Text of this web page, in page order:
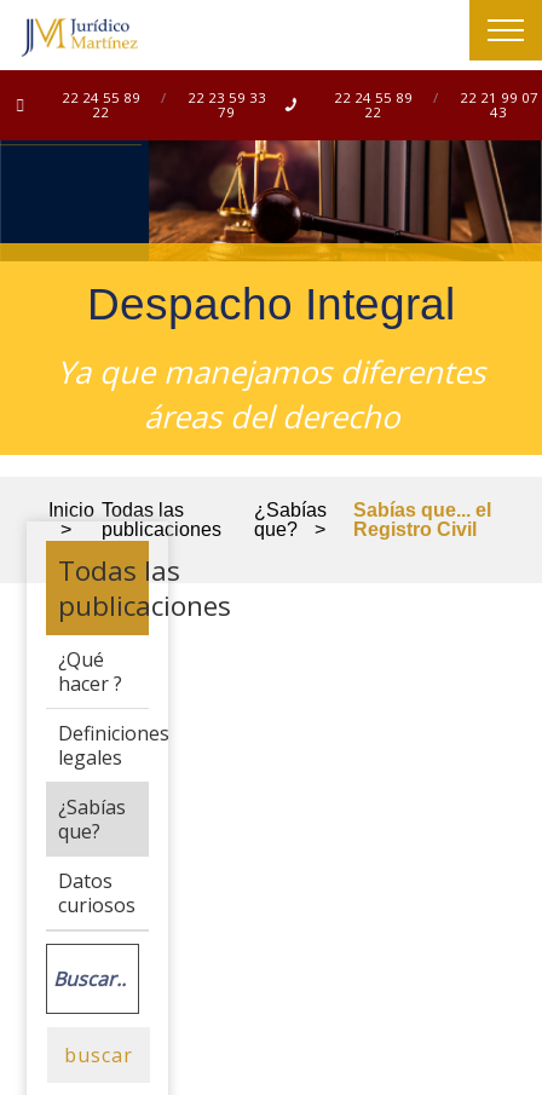
22 24 55 89
22
/
22 23 59 33
79
22 24 55 89
22
/
22 21 99 07
43
Despacho Integral
Ya que manejamos diferentes
áreas del derecho
Inicio
>
Todas las
publicaciones
¿Sabías
que?
>
Sabías que... el
Registro Civil
Todas las
publicaciones
¿Qué
hacer ?
Definiciones
legales
¿Sabías
que?
Datos
curiosos
buscar